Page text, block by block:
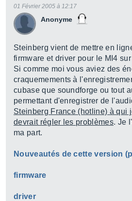
Anonyme
01 Février 2005 à 12:17
Steinberg vient de mettre en
firmware et driver pour le MI4
Si comme moi vous aviez des
craquemements à
cubase que soundforge ou tout
permettant d'enregistrer de
Steinberg France (hotline) à qui
devrait régler les problèmes. Je
ma part.
Nouveautés de cette version
firmware
driver